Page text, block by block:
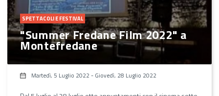
SPETTACOLI E FESTIVAL
"Summer Fredane Film 2022" a
Montefredane
Martedì, 5 Luglio 2022 - Giovedì, 28 Luglio 2022